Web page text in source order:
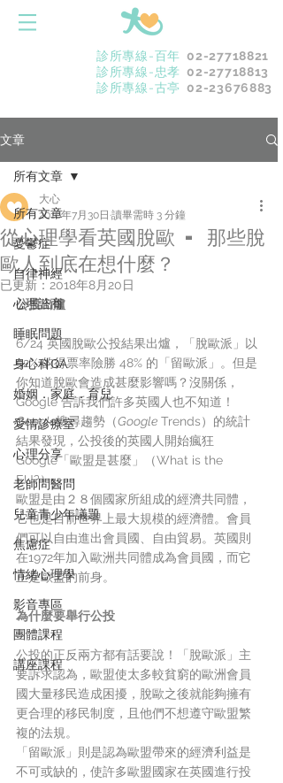
診所專線-百年 02-27718821
診所專線-忠孝
02-27718813
診所專線-古亭
02-23676883
文章
所有文章
憂鬱症
自律神經
心理諮商
睡眠問題
身心科QA
婚姻．家庭．育兒
愛情診療室
心理分享
老師問醫問
兒童青少年議題
焦慮症
情緒心理學
影音專區
團體課程
講座課程
所有文章
從心理學看英國脫歐 - 那些脫
歐人到底在想什麼？
大心
2016年7月30日 讀畢需時 3 分鐘
已更新： 2018年8月20日
公投出爐
6/24 英國脫歐公投結果出爐，「脫歐派」以
52% 的得票率險勝 48% 的「留歐派」。但是
你知道脫歐會造成甚麼影響嗎？沒關係，
Google 告訴我們許多英國人也不知道！
Google搜尋趨勢（Google Trends）的統計
結果發現，公投後的英國人開始瘋狂
Google「歐盟是甚麼」（What is the
EU?）。
歐盟是由２８個國家所組成的經濟共同體，
它也是目前世界上最大規模的經濟體。會員
們可以自由進出會員國、自由貿易。英國則
在1972年加入歐洲共同體成為會員國，而它
正是歐盟的前身。
為什麼要舉行公投
公投的正反兩方都有話要說！「脫歐派」主
要訴求認為，歐盟使太多較貧窮的歐洲會員
國大量移民造成困擾，脫歐之後就能夠擁有
更合理的移民制度，且他們不想遵守歐盟繁
複的法規。
「留歐派」則是認為歐盟帶來的經濟利益是
不可或缺的，使許多歐盟國家在英國進行投